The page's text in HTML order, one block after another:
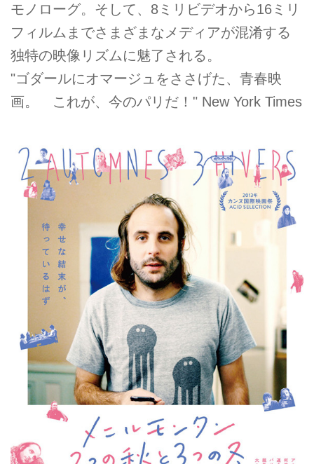
モノローグ。そして、8ミリビデオから16ミリ
フィルムまでさまざまなメディアが混淆する
独特の映像リズムに魅了される。
"ゴダールにオマージュをささげた、青春映
画。 これが、今のパリだ！" New York Times